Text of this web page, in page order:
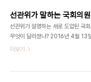
선관위가 설명하는 새로 도입된 국
무엇이 달라졌나? 2016년 4월 13
20대 국회의원을 뽑는 날입니다. 현
더보기